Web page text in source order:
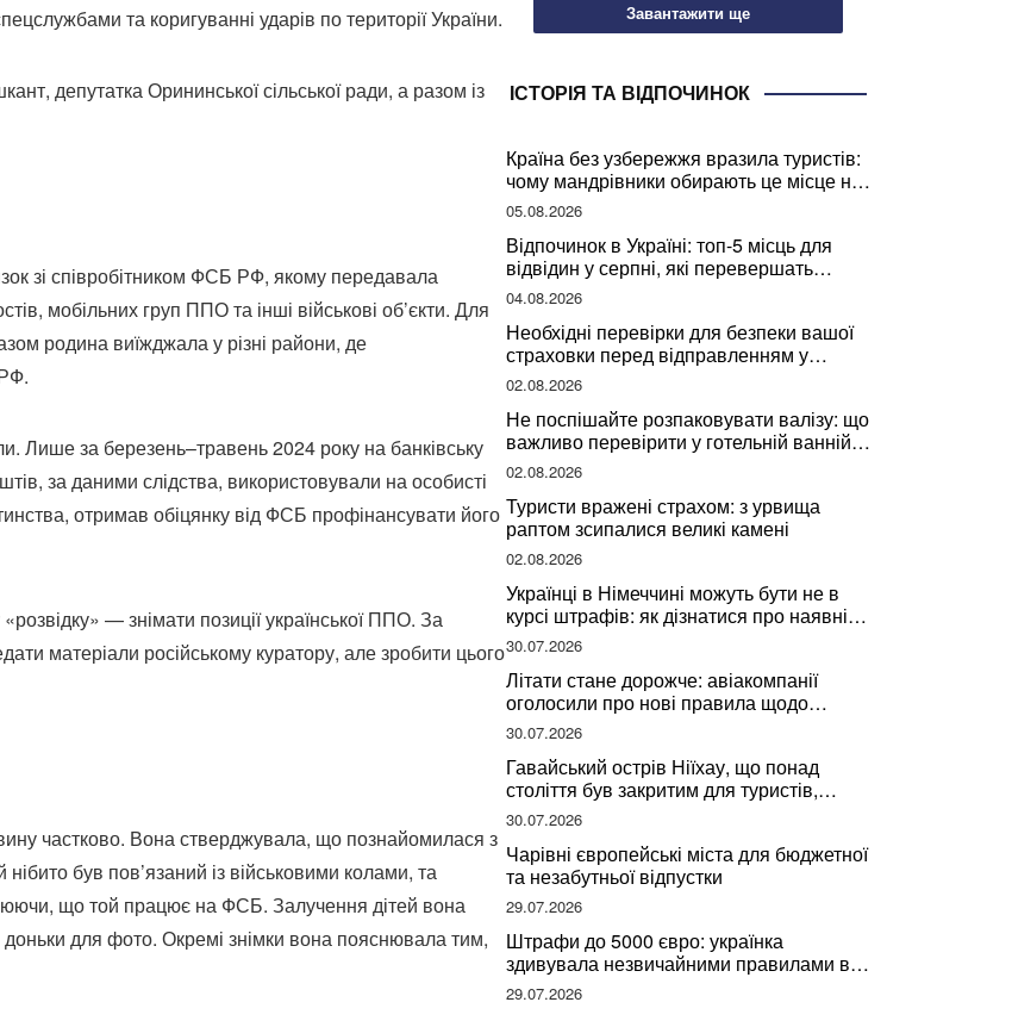
та коригуванні ударів по території України.
депутатка Орининської сільської ради, а разом із
зі співробітником ФСБ РФ, якому передавала
мобільних груп ППО та інші військові об’єкти. Для
родина виїжджала у різні райони, де
Лише за березень–травень 2024 року на банківську
за даними слідства, використовували на особисті
отримав обіцянку від ФСБ профінансувати його
— знімати позиції української ППО. За
матеріали російському куратору, але зробити цього
частково. Вона стверджувала, що познайомилася з
був пов’язаний із військовими колами, та
що той працює на ФСБ. Залучення дітей вона
для фото. Окремі знімки вона пояснювала тим,
Завантажити ще
ІСТОРІЯ ТА ВІДПОЧИНОК
Країна без узбережжя вразила туристів:
чому мандрівники обирають це місце на
відпочинок
05.08.2026
Відпочинок в Україні: топ-5 місць для
відвідин у серпні, які перевершать
закордонні враження
04.08.2026
Необхідні перевірки для безпеки вашої
страховки перед відправленням у
подорож
02.08.2026
Не поспішайте розпаковувати валізу: що
важливо перевірити у готельній ванній
за словами досвідченої мандрівниці
02.08.2026
Туристи вражені страхом: з урвища
раптом зсипалися великі камені
02.08.2026
Українці в Німеччині можуть бути не в
курсі штрафів: як дізнатися про наявні
борги
30.07.2026
Літати стане дорожче: авіакомпанії
оголосили про нові правила щодо
вибору місць
30.07.2026
Гавайський острів Ніїхау, що понад
століття був закритим для туристів,
починає приймати перших відвідувачів
30.07.2026
Чарівні європейські міста для бюджетної
та незабутньої відпустки
29.07.2026
Штрафи до 5000 євро: українка
здивувала незвичайними правилами в
Німеччині та поділилася правдою
29.07.2026